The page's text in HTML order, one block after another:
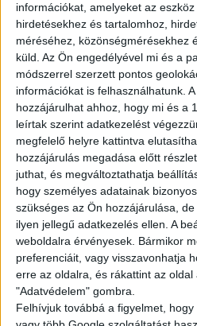
információkat, amelyeket az
hirdetésekhez és tartalomhoz,
méréséhez, közönségmérésekhez
küld. Az Ön engedélyével mi és a
módszerrel szerzett pontos
információkat is felhasználhatunk.
hozzájárulhat ahhoz, hogy mi és a
leírtak szerint adatkezelést
megfelelő helyre kattintva
hozzájárulás megadása előtt
juthat, és megváltoztathatja
hogy személyes adatainak
szükséges az Ön hozzájárulása,
ilyen jellegű adatkezelés ellen. A
weboldalra érvényesek. Bármikor
preferenciáit, vagy visszavonhatja
erre az oldalra, és rákattint az oldal
"Adatvédelem" gombra.
Felhívjuk továbbá a figyelmet,
havi 150 óra felett: 40.000Ft
Amit kínálunk:
Rugalmas, sulihoz igazítható
Biztos, hosszútávú
Barátságos, támogató csapat
Fejlődési és előrelépési lehetőség
Multi Job QuickPayen keresztül
25%-os kedvezménykártya jár
és Pizza Hut éttermeknél
Ha itt dolgozol, sosem maradsz
A munka mellett a szórakozás is
és csapatépítőkön vehetsz részt.